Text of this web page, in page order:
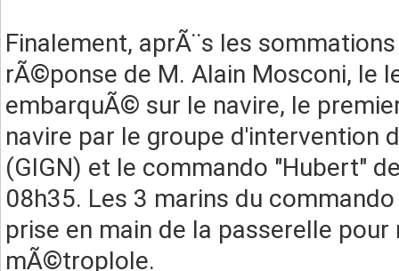
Finalement, aprÃ¨s les
rÃ©ponse de M. Alain Mosconi, le
embarquÃ© sur le navire, le
navire par le groupe d'intervention
(GIGN) et le commando "Hubert"
08h35. Les 3 marins du
prise en main de la passerelle
mÃ©troplole.